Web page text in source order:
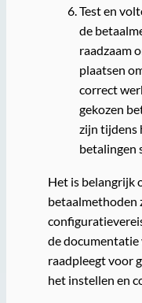
Test en
de
raadzaam
plaatsen
correct
gekozen
zijn tijdens
betalingen
Het is belangrijk
betaalmethoden
de documentatie
raadpleegt voor
het instellen en